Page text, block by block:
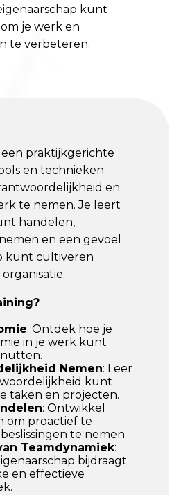
kunt
je werk en
te verbeteren.
een praktijkgerichte
en technieken
en
te nemen. Je leert
handelen,
en een gevoel
kunt cultiveren
: Ontdek hoe je
in je werk kunt
Nemen: Leer
kunt
taken en projecten.
: Ontwikkel
om proactief te
te nemen.
Teamdynamiek:
bijdraagt
en effectieve